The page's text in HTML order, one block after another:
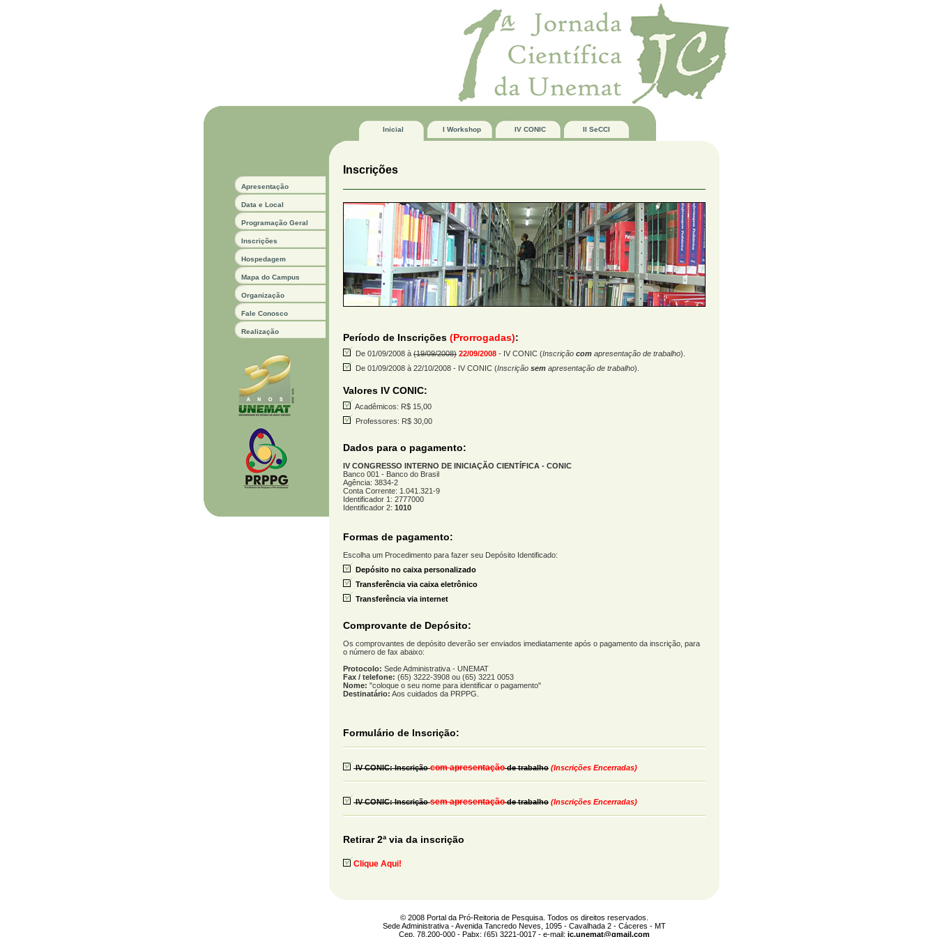
Inicial I Workshop IV CONIC II SeCCI
Apresentação
Data e Local
Programação Geral
Inscrições
Hospedagem
Mapa do Campus
Organização
Fale Conosco
Realização
Inscrições
Período de Inscrições (Prorrogadas):
De 01/09/2008 à (19/09/2008) 22/09/2008 - IV CONIC (Inscrição com apresentação de trabalho).
De 01/09/2008 à 22/10/2008 - IV CONIC (Inscrição sem apresentação de trabalho).
Valores IV CONIC:
Acadêmicos: R$ 15,00
Professores: R$ 30,00
Dados para o pagamento:
IV CONGRESSO INTERNO DE INICIAÇÃO CIENTÍFICA - CONIC
Banco 001 - Banco do Brasil
Agência: 3834-2
Conta Corrente: 1.041.321-9
Identificador 1: 2777000
Identificador 2: 1010
Formas de pagamento:
Escolha um Procedimento para fazer seu Depósito Identificado:
Depósito no caixa personalizado
Transferência via caixa eletrônico
Transferência via internet
Comprovante de Depósito:
Os comprovantes de depósito deverão ser enviados imediatamente após o pagamento da inscrição, para
o número de fax abaixo:
Protocolo: Sede Administrativa - UNEMAT
Fax / telefone: (65) 3222-3908 ou (65) 3221 0053
Nome: "coloque o seu nome para identificar o pagamento"
Destinatário: Aos cuidados da PRPPG.
Formulário de Inscrição:
IV CONIC: Inscriçãocom apresentaçãode trabalho (Inscrições Encerradas)
IV CONIC: Inscriçãosem apresentaçãode trabalho (Inscrições Encerradas)
Retirar 2ª via da inscrição
Clique Aqui!
© 2008 Portal da Pró-Reitoria de Pesquisa. Todos os direitos reservados.
Sede Administrativa - Avenida Tancredo Neves, 1095 - Cavalhada 2 - Cáceres - MT
Cep. 78.200-000 - Pabx: (65) 3221-0017 - e-mail: jc.unemat@gmail.com